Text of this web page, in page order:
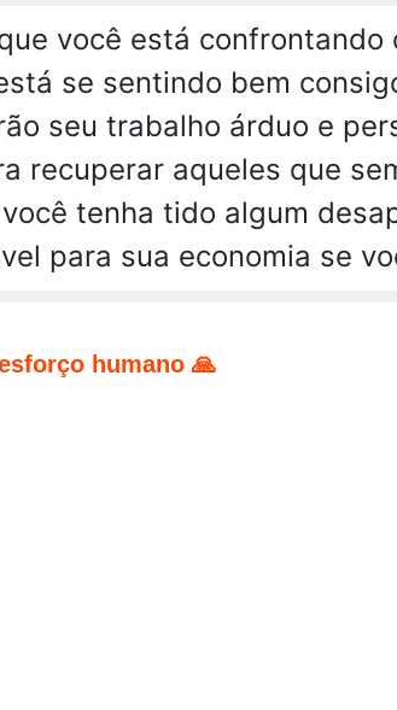
você está
se sentindo bem
seu trabalho árduo e
recuperar aqueles que
tenha tido algum
para sua economia se
humano 🙏